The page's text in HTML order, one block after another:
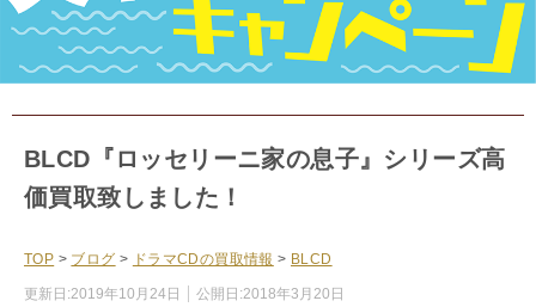
BLCD『ロッセリーニ家の息子』シリーズ高
価買取致しました！
TOP > ブログ > ドラマCDの買取情報 > BLCD
更新日:2019年10月24日 公開日:2018年3月20日